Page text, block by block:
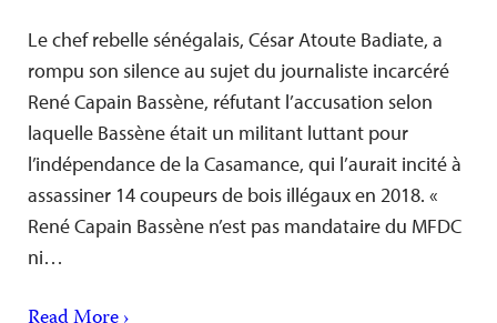
Le chef rebelle sénégalais, César Atoute Badiate, a
rompu son silence au sujet du journaliste incarcéré
René Capain Bassène, réfutant l’accusation selon
laquelle Bassène était un militant luttant pour
l’indépendance de la Casamance, qui l’aurait incité à
assassiner 14 coupeurs de bois illégaux en 2018. «
René Capain Bassène n’est pas mandataire du MFDC
ni…